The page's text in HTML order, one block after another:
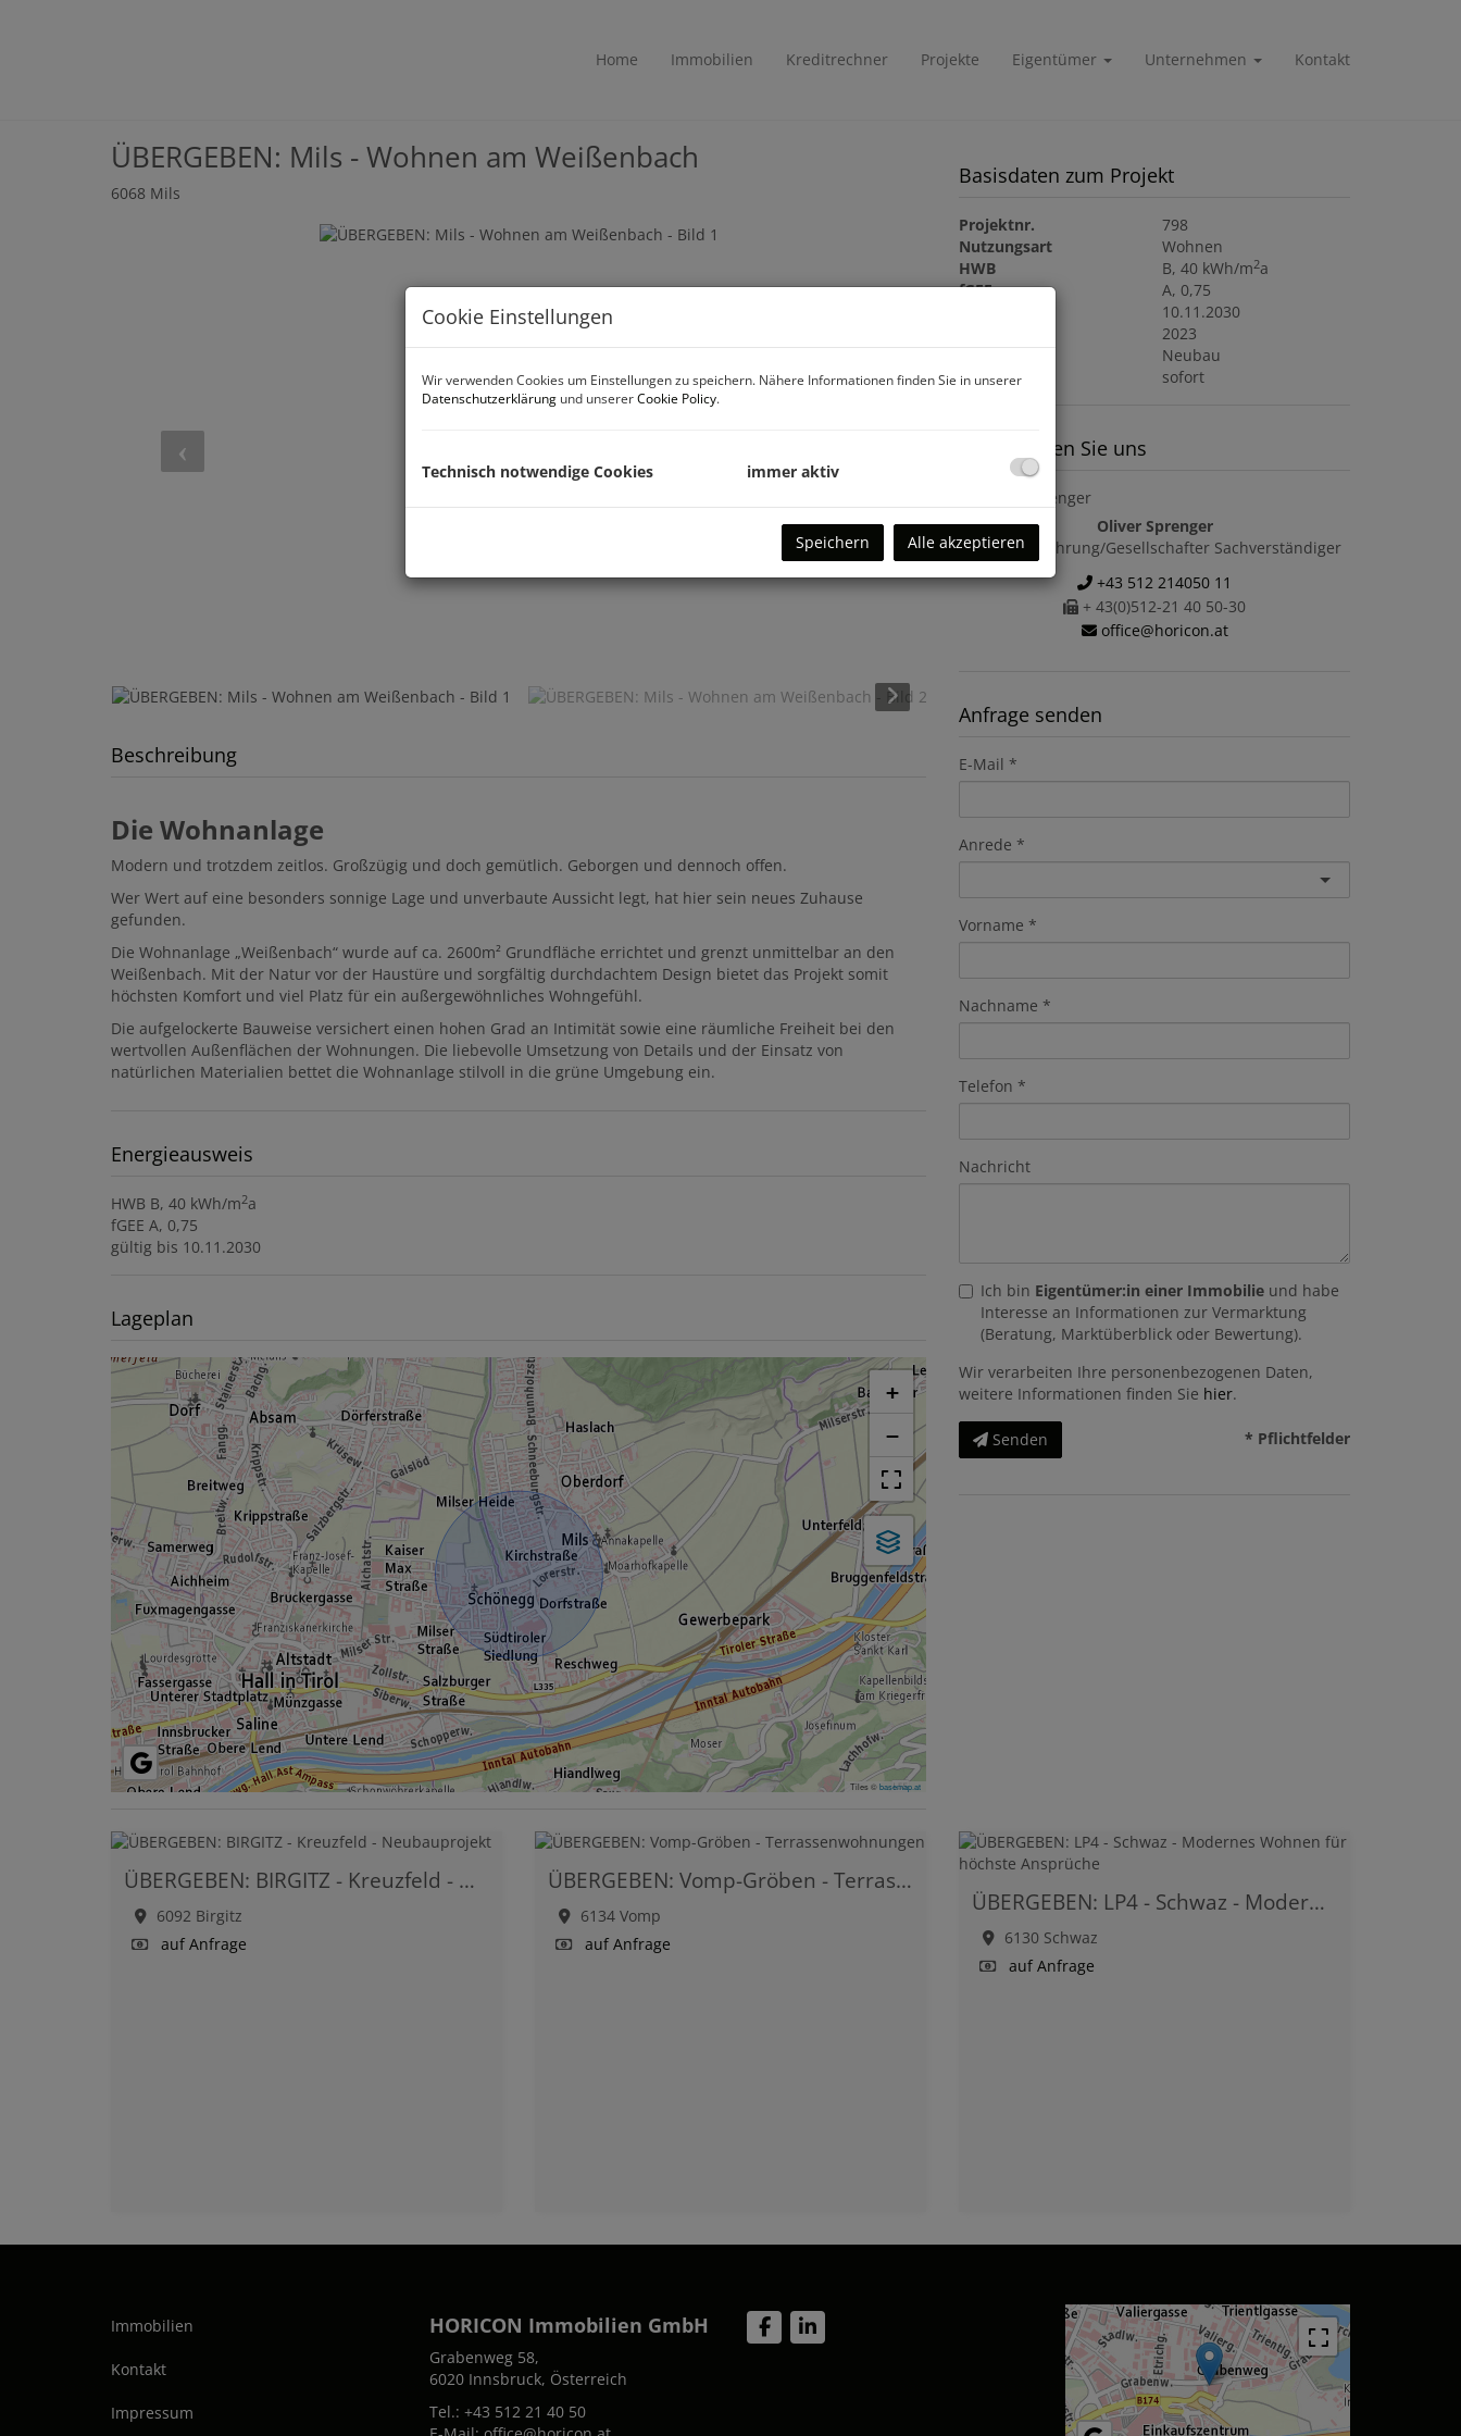
Home Immobilien Kreditrechner Projekte Eigentümer Unternehmen Kontakt
ÜBERGEBEN: Mils - Wohnen am Weißenbach
6068 Mils
Beschreibung
Die Wohnanlage
Modern und trotzdem zeitlos. Großzügig und doch gemütlich. Geborgen und dennoch offen.
Wer Wert auf eine besonders sonnige Lage und unverbaute Aussicht legt, hat hier sein neues Zuhause
gefunden.
Die Wohnanlage „Weißenbach“ wurde auf ca. 2600m² Grundfläche errichtet und grenzt unmittelbar an den
Weißenbach. Mit der Natur vor der Haustüre und sorgfältig durchdachtem Design bietet das Projekt somit
höchsten Komfort und viel Platz für ein außergewöhnliches Wohngefühl.
Die aufgelockerte Bauweise versichert einen hohen Grad an Intimität sowie eine räumliche Freiheit bei den
wertvollen Außenflächen der Wohnungen. Die liebevolle Umsetzung von Details und der Einsatz von
natürlichen Materialien bettet die Wohnanlage stilvoll in die grüne Umgebung ein.
Energieausweis
HWB B, 40 kWh/m2a
fGEE A, 0,75
gültig bis 10.11.2030
Lageplan
+
−
Tiles ©basemap.at
Basisdaten zum Projekt
Projektnr.
798
Nutzungsart
Wohnen
HWB
B, 40 kWh/m2a
fGEE
A, 0,75
10.11.2030
2023
Bauart
Neubau
Beziehbar
sofort
Kontaktieren Sie uns
Oliver Sprenger
Geschäftsführung/Gesellschafter Sachverständiger
+43 512 214050 11
+ 43(0)512-21 40 50-30
office@horicon.at
Anfrage senden
E-Mail
Anrede
Vorname
Nachname
Telefon
Nachricht
Ich bin Eigentümer:in einer Immobilie und habe
Interesse an Informationen zur Vermarktung
(Beratung, Marktüberblick oder Bewertung).
Wir verarbeiten Ihre personenbezogenen Daten,
weitere Informationen finden Sie hier.
Senden * Pflichtfelder
ÜBERGEBEN: BIRGITZ - Kreuzfeld - Neubauprojekt
6092 Birgitz
auf Anfrage
ÜBERGEBEN: Vomp-Gröben - Terrassenwohnungen
6134 Vomp
auf Anfrage
ÜBERGEBEN: LP4 - Schwaz - Modernes Wohnen für höchste Ansprüche
6130 Schwaz
auf Anfrage
Immobilien
Kontakt
Impressum
HORICON Immobilien GmbH
Grabenweg 58,
6020 Innsbruck, Österreich
Tel.: +43 512 21 40 50
Cookie Einstellungen
Wir verwenden Cookies um Einstellungen zu speichern. Nähere Informationen finden Sie in unserer
Datenschutzerklärung und unsererCookie Policy.
Technisch notwendige Cookies immer aktiv
Speichern Alle akzeptieren